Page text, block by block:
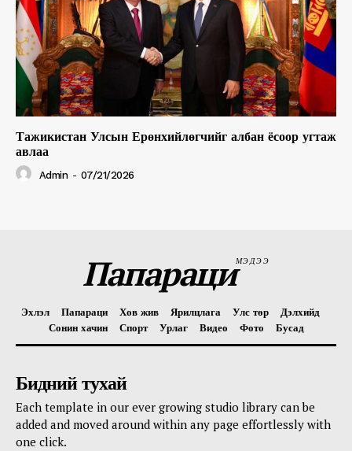
Тажикистан Улсын Ерөнхийлөгчийг албан ёсоор угтаж
авлаа
Admin - 07/21/2026
ПапарациМЭДЭЭ
Эхлэл Папараци Хов жив Ярилцлага Улс төр
Дэлхийд
Сонин хачин
Спорт Урлаг Видео Фото Бусад
Бидний тухай
Each template in our ever growing studio library can be
added and moved around within any page effortlessly with
one click.